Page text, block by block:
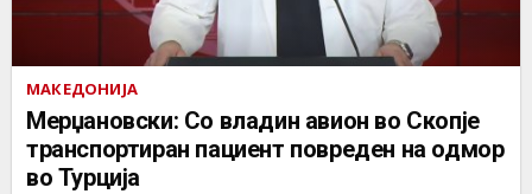
МАКЕДОНИЈА
Мерџановски: Со владин авион во Скопје
транспортиран пациент повреден на одмор
во Турција